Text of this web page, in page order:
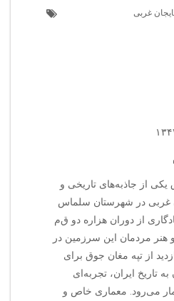
غربی
از جاذبه‌های تاریخی و
غربی در شهرستان سلماس
از دوران هزاره دو ق‌م‌
هنر مردمان این سرزمین در
از تپه مغان جوق برای
تاریخ ایران، تجربه‌ای
می‌رود. معماری خاص و